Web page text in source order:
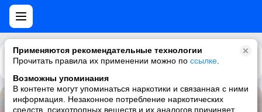
Применяются рекомендательные технологии
Прочитать правила их применении можно по ссылке
Возможны упоминания
В контенте могут упоминаться наркотики и связанная с ними
информация. Незаконное потребление наркотических
средств, психотропных веществ и их аналогов причиняет
Каталог Рекомендации
Stay With Me [Eurodance,1995]